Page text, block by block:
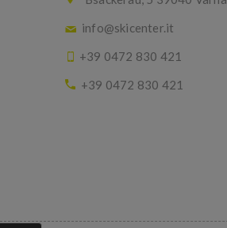
info@skicenter.it
+39 0472 830 421
+39 0472 830 421